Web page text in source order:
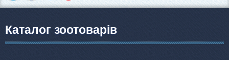
Каталог зоотоварів